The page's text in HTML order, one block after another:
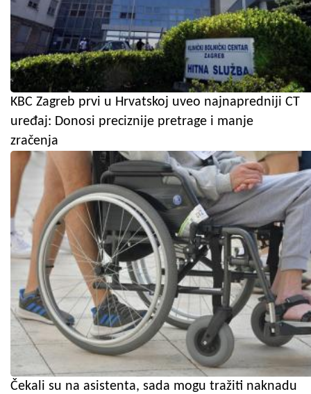
KBC Zagreb prvi u Hrvatskoj uveo najnapredniji CT
uređaj: Donosi preciznije pretrage i manje
zračenja
Čekali su na asistenta, sada mogu tražiti naknadu